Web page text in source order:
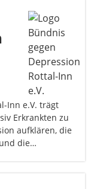
Inn e.V. trägt
Erkrankten zu
aufklären, die
die…